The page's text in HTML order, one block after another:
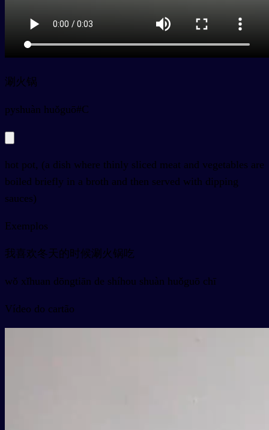
涮火锅
pyshuàn huǒguō#C
hot pot, (a dish where thinly sliced meat and vegetables are
boiled briefly in a broth and then served with dipping
sauces)
Exemplos
我喜欢冬天的时候涮火锅吃
wǒ xǐhuan dōngtiān de shíhou shuàn huǒguō chī
Vídeo do cartão